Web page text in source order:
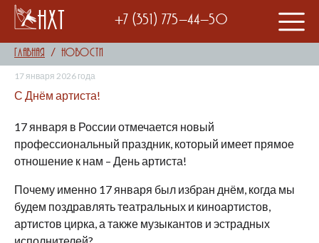
НХТ +7 (351) 775-44-50
Главная Новости
17 января 2026 года
С Днём артиста!
17 января в России отмечается новый
профессиональный праздник, который имеет прямое
отношение к нам – День артиста!
Почему именно 17 января был избран днём, когда мы
будем поздравлять театральных и киноартистов,
артистов цирка, а также музыкантов и эстрадных